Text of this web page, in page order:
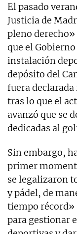
El pasado
Justicia de
pleno
que el
instalación
depósito del
fuera declarada
tras lo que el
avanzó que se
dedicadas al
Sin embargo,
primer
se legalizaron
y pádel, de
tiempo récord»
para gestionar